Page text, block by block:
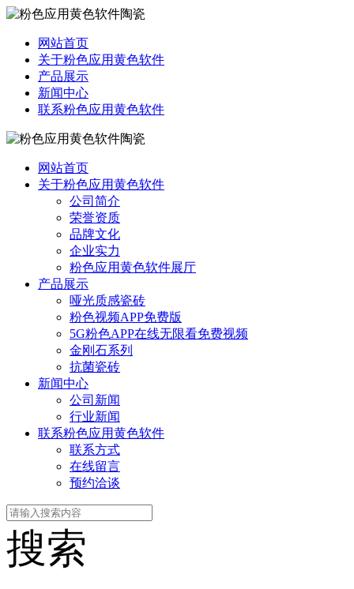
网站首页
关于粉色应用黄色软件
产品展示
新闻中心
联系粉色应用黄色软件
网站首页
关于粉色应用黄色软件
公司简介
荣誉资质
品牌文化
企业实力
粉色应用黄色软件展厅
产品展示
哑光质感瓷砖
粉色视频APP免费版
5G粉色APP在线无限看免费视频
金刚石系列
抗菌瓷砖
新闻中心
公司新闻
行业新闻
联系粉色应用黄色软件
联系方式
在线留言
预约洽谈
搜索